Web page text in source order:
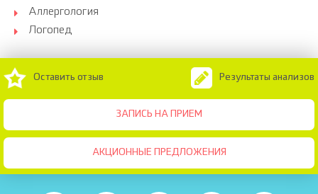
Аллергология
Логопед
ЗАПИСЬ НА ПРИЕМ
Оставить отзыв Результаты анализов
АКЦИОННЫЕ ПРЕДЛОЖЕНИЯ